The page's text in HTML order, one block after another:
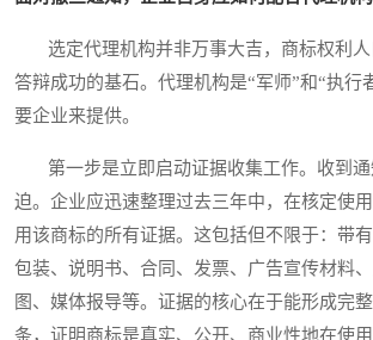
选定代理机构并非万事大吉，商标权利人
答辩成功的基石。代理机构是“军师”和“执行
要企业来提供。
第一步是立即启动证据收集工作。收到通
迫。企业应迅速整理过去三年中，在核定使
用该商标的所有证据。这包括但不限于：带有
包装、说明书、合同、发票、广告宣传材料
图、媒体报导等。证据的核心在于能形成完
条，证明商标是真实、公开、商业性地在使